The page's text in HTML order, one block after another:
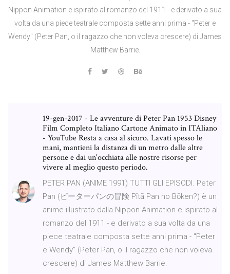
Nippon Animation e ispirato al romanzo del 1911 - e derivato a sua
volta da una piece teatrale composta sette anni prima - "Peter e
Wendy" (Peter Pan, o il ragazzo che non voleva crescere) di James
Matthew Barrie.
19-gen-2017 - Le avventure di Peter Pan 1953 Disney
Film Completo Italiano Cartone Animato in ITAliano
- YouTube Resta a casa al sicuro. Lavati spesso le
mani, mantieni la distanza di un metro dalle altre
persone e dai un'occhiata alle nostre risorse per
vivere al meglio questo periodo.
PETER PAN (ANIME 1991) TUTTI GLI EPISODI. Peter
Pan (ピーターパンの冒険 Pītā Pan no Bōken?) è un
anime illustrato dalla Nippon Animation e ispirato al
romanzo del 1911 - e derivato a sua volta da una
piece teatrale composta sette anni prima - "Peter
e Wendy" (Peter Pan, o il ragazzo che non voleva
crescere) di James Matthew Barrie.